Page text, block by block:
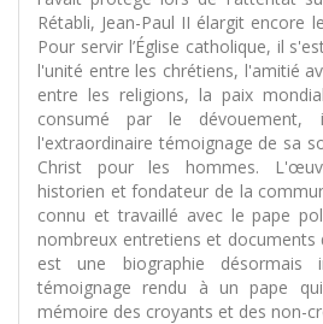
Rétabli, Jean-Paul II élargit encore
Pour servir l’Église catholique, il
l'unité entre les chrétiens, l'amitié
entre les religions, la paix
consumé par le
l'extraordinaire témoignage de sa
Christ pour les hommes.
historien et fondateur de la
connu et travaillé avec le pape
nombreux entretiens et documents
est une biographie désormais
témoignage rendu à un pape
mémoire des croyants et des non-